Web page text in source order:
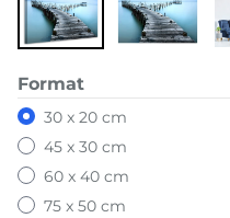
Format
30 x 20 cm
45 x 30 cm
60 x 40 cm
75 x 50 cm